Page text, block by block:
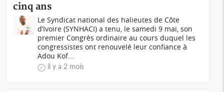
cinq ans
Le Syndicat national des halieutes de Côte
d’Ivoire (SYNHACI) a tenu, le samedi 9 mai, son
premier Congrès ordinaire au cours duquel les
congressistes ont renouvelé leur confiance à
Adou Kof...
il y a 2 mois